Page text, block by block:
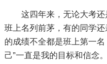
这四年来，无论大考
班上名列前茅，有的同学还
的成绩不全都是班上第一
己”一直是我的目标和信念